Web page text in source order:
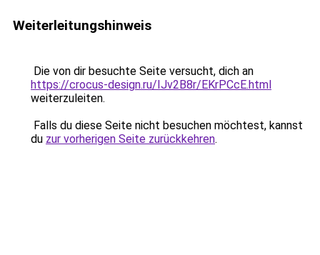
Weiterleitungshinweis
Die von dir besuchte Seite versucht, dich an
https://crocus-design.ru/IJv2B8r/EKrPCcE.html
weiterzuleiten.
Falls du diese Seite nicht besuchen möchtest, kannst
du zur vorherigen Seite zurückkehren.